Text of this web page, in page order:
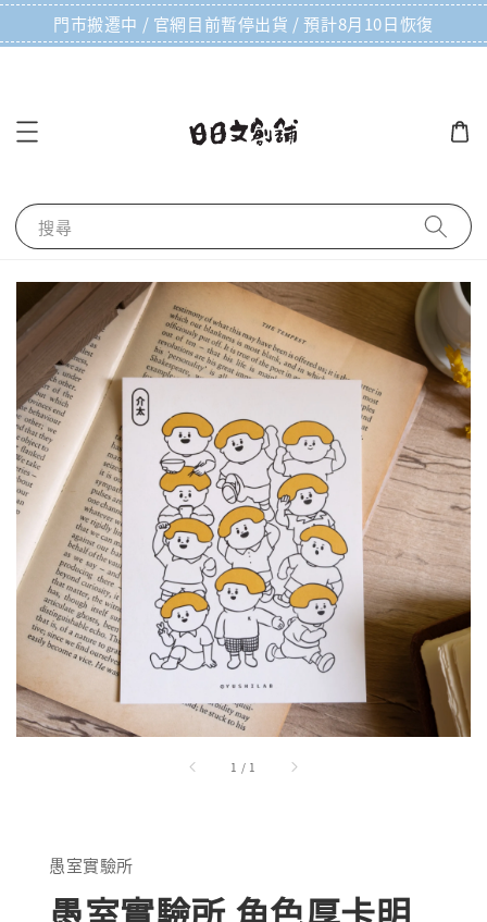
門市搬遷中 / 官網目前暫停出貨 / 預計8月10日恢復
搜尋
1 / 1
愚室實驗所